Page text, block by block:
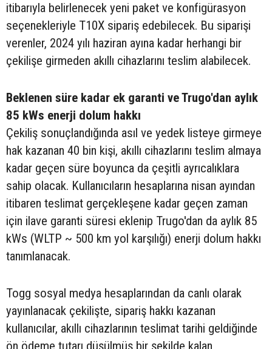
itibarıyla belirlenecek yeni paket ve konfigürasyon
seçenekleriyle T10X sipariş edebilecek. Bu siparişi
verenler, 2024 yılı haziran ayına kadar herhangi bir
çekilişe girmeden akıllı cihazlarını teslim alabilecek.
Beklenen süre kadar ek garanti ve Trugo'dan aylık
85 kWs enerji dolum hakkı
Çekiliş sonuçlandığında asıl ve yedek listeye girmeye
hak kazanan 40 bin kişi, akıllı cihazlarını teslim almaya
kadar geçen süre boyunca da çeşitli ayrıcalıklara
sahip olacak. Kullanıcıların hesaplarına nisan ayından
itibaren teslimat gerçekleşene kadar geçen zaman
için ilave garanti süresi eklenip Trugo'dan da aylık 85
kWs (WLTP ~ 500 km yol karşılığı) enerji dolum hakkı
tanımlanacak.
Togg sosyal medya hesaplarından da canlı olarak
yayınlanacak çekilişte, sipariş hakkı kazanan
kullanıcılar, akıllı cihazlarının teslimat tarihi geldiğinde
ön ödeme tutarı düşülmüş bir şekilde kalan